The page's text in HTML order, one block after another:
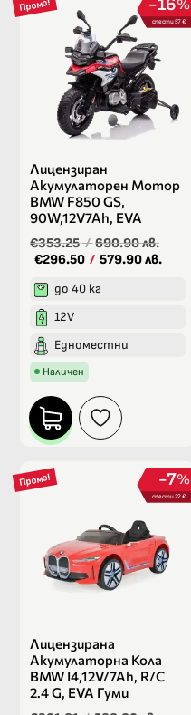
Промо! %
16
спести 57 €
Лицензиран
Акумулаторен Мотор
BMW F850 GS,
90W,12V7Ah, EVA
€353.25/690.90 лв.
€296.50 / 579.90 лв.
до 40 кг
12V
Едноместни
Наличен
Промо! %
7
спести 22 €
Лицензирана
Акумулаторна Кола
BMW I4,12V/7Ah, R/C
2.4 G, EVA Гуми